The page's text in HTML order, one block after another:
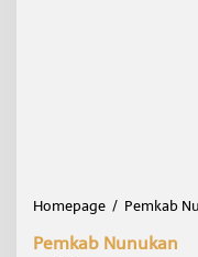
Homepage / Pemkab
Pemkab Nunukan